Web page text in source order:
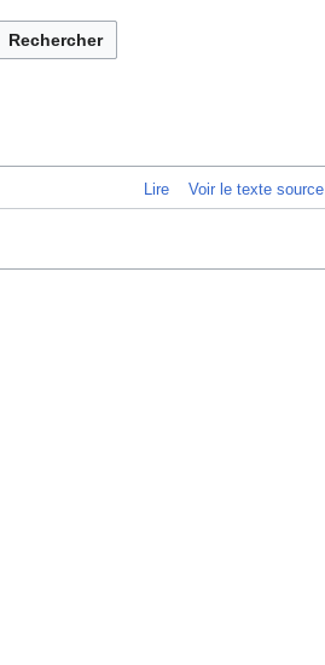
Rechercher
Lire Voir le texte source